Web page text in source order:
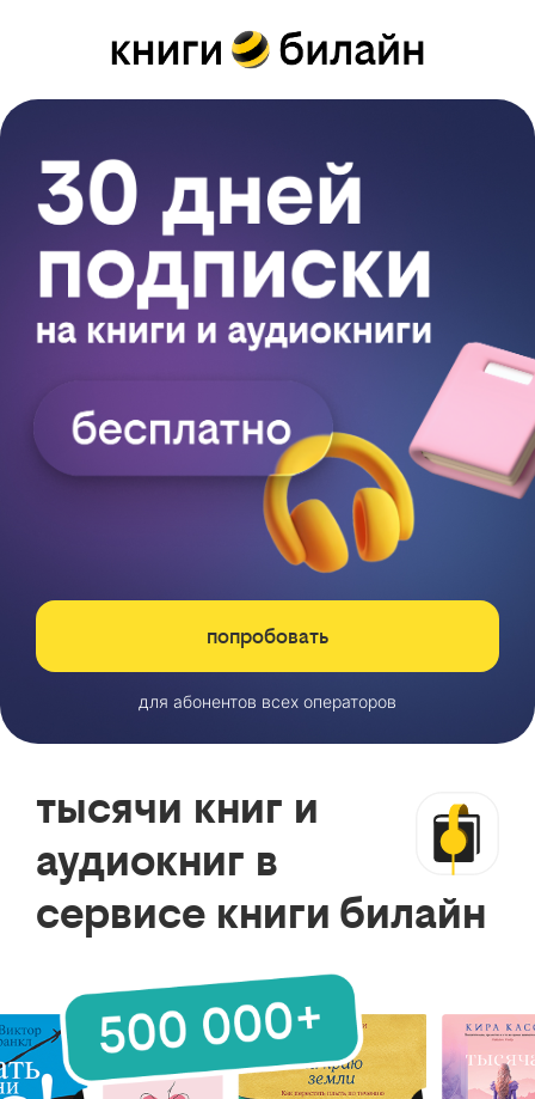
попробовать
для абонентов всех операторов
тысячи книг и
аудиокниг в
сервисе книги билайн